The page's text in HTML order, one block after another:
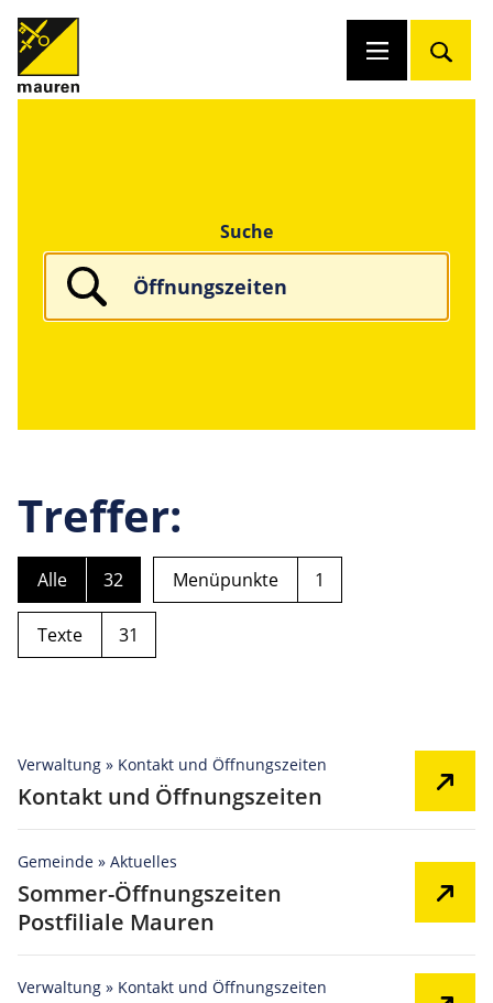
Suche
Treffer:
Alle 32 Menüpunkte 1
Texte 31
Verwaltung » Kontakt und Öffnungszeiten
Kontakt und Öffnungszeiten
Gemeinde » Aktuelles
Sommer-Öffnungszeiten
Postfiliale Mauren
Verwaltung » Kontakt und Öffnungszeiten